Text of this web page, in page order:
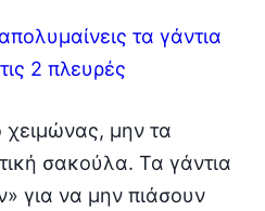
τα γάντια
2 πλευρές
χειμώνας, μην τα
σακούλα. Τα γάντια
για να μην πιάσουν